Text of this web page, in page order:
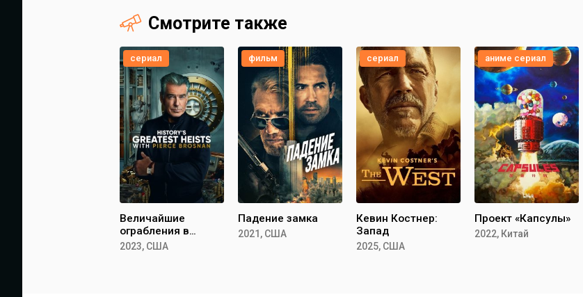
Смотрите также
сериал
Величайшие
ограбления в
истории с Пирсом
2023, США
фильм
Падение замка
2021, США
сериал
Кевин Костнер:
Запад
2025, США
аниме сериал
Проект «Капсулы»
2022, Китай